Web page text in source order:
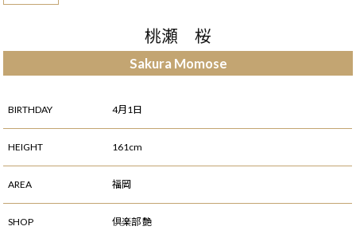
桃瀬 桜
Sakura Momose
BIRTHDAY 4月1日
HEIGHT 161cm
AREA 福岡
SHOP 倶楽部 艶